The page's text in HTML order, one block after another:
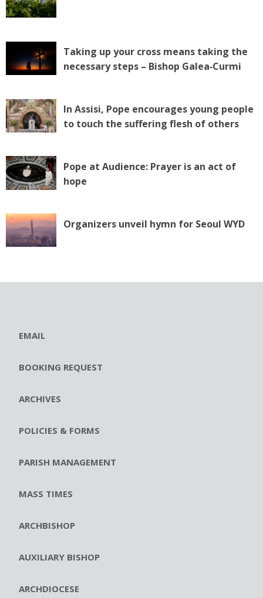
Taking up your cross means taking the
necessary steps – Bishop Galea‑Curmi
In Assisi, Pope encourages young people
to touch the suffering flesh of others
Pope at Audience: Prayer is an act of
hope
Organizers unveil hymn for Seoul WYD
EMAIL
BOOKING REQUEST
ARCHIVES
POLICIES & FORMS
PARISH MANAGEMENT
MASS TIMES
ARCHBISHOP
AUXILIARY BISHOP
ARCHDIOCESE